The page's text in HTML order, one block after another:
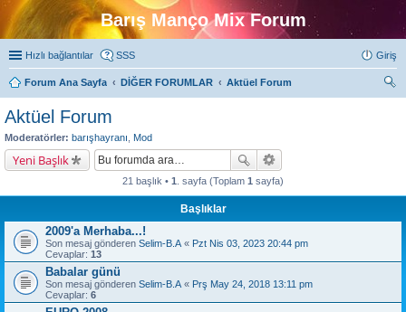
Barış Manço Mix Forum
Hızlı bağlantılar SSS Giriş
Forum Ana Sayfa DİĞER FORUMLAR
Aktüel Forum
Aktüel Forum
Moderatörler: barışhayranı Mod
Yeni Başlık
21 başlık • 1 . sayfa (Toplam 1 sayfa)
Başlıklar
2009'a Merhaba...!
Son mesaj gönderen Selim-B.A « Pzt Nis 03, 2023 20:44 pm
Cevaplar: 13
Babalar günü
Son mesaj gönderen Selim-B.A « Prş May 24, 2018 13:11 pm
Cevaplar: 6